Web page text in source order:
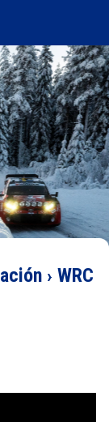
› WRC